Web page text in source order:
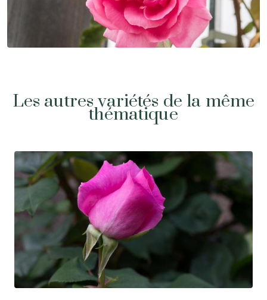
Les autres variétés de la même
thématique